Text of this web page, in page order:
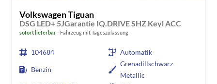
Volkswagen Tiguan
DSG LED+ 5JGarantie IQ.DRIVE SHZ Keyl ACC
sofort lieferbar Fahrzeug mit Tageszulassung
104684 Automatik
Benzin
Grenadillschwarz
Metallic